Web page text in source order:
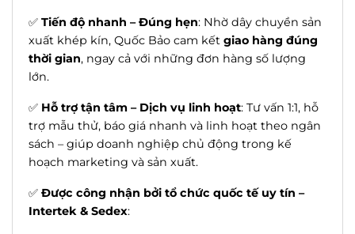
✅ Tiến độ nhanh – Đúng hẹn: Nhờ dây chuyền sản
xuất khép kín, Quốc Bảo cam kết giao hàng đúng
thời gian, ngay cả với những đơn hàng số lượng
lớn.
✅ Hỗ trợ tận tâm – Dịch vụ linh hoạt: Tư vấn 1:1, hỗ
trợ mẫu thử, báo giá nhanh và linh hoạt theo ngân
sách – giúp doanh nghiệp chủ động trong kế
hoạch marketing và sản xuất.
✅ Được công nhận bởi tổ chức quốc tế uy tín –
Intertek & Sedex: